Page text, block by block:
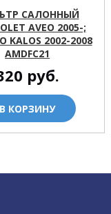
САЛОННЫЙ
AVEO 2005-;
KALOS 2002-2008
AMDFC21
руб.
В КОРЗИНУ